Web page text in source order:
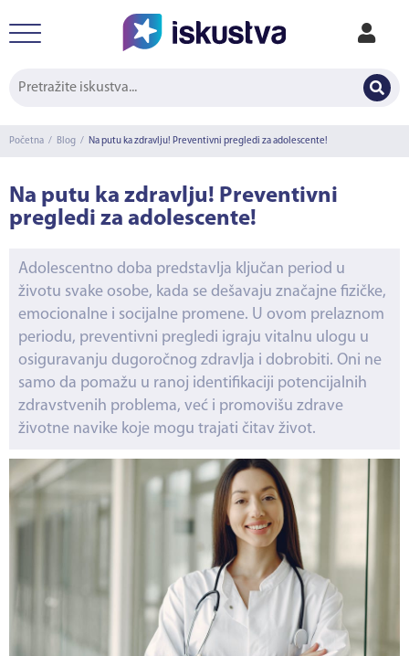
Početna / Blog / Na putu ka zdravlju! Preventivni pregledi za adolescente!
Na putu ka zdravlju! Preventivni
pregledi za adolescente!
Adolescentno doba predstavlja ključan period u
životu svake osobe, kada se dešavaju značajne fizičke,
emocionalne i socijalne promene. U ovom prelaznom
periodu, preventivni pregledi igraju vitalnu ulogu u
osiguravanju dugoročnog zdravlja i dobrobiti. Oni ne
samo da pomažu u ranoj identifikaciji potencijalnih
zdravstvenih problema, već i promovišu zdrave
životne navike koje mogu trajati čitav život.